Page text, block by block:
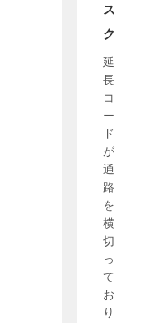
ス
ク
延
長
コ
ー
ド
が
通
路
を
横
切
っ
て
お
り